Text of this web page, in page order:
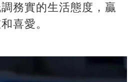
務實的生活態度，贏
喜愛​​。